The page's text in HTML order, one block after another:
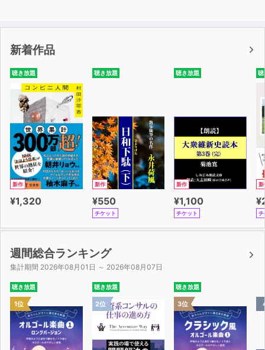
新着作品
聴き放題
新作
¥1,320
聴き放題
新作
¥550
チケット
聴き放題
新作
¥1,100
チケット
聴
新
チ
週間総合ランキング
集計期間 2026年08月01日 ～ 2026年08月07日
聴き放題
1位
聴き放題
2位
聴き放題
3位